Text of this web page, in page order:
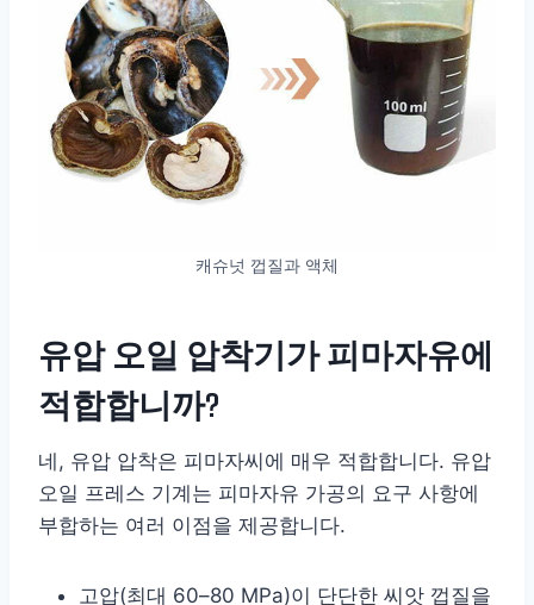
캐슈넛 껍질과 액체
유압 오일 압착기가 피마자유에
적합합니까?
네, 유압 압착은 피마자씨에 매우 적합합니다. 유압
오일 프레스 기계는 피마자유 가공의 요구 사항에
부합하는 여러 이점을 제공합니다.
고압(최대 60–80 MPa)이 단단한 씨앗 껍질을